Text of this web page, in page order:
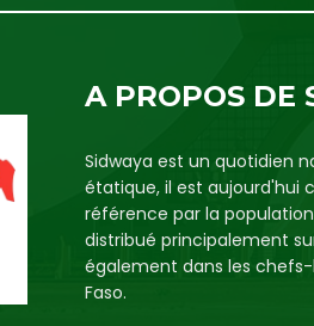
A PROPOS DE
Sidwaya est un quotidien
étatique, il est aujourd'hui
référence par la population
distribué principalement
également dans les
Faso.